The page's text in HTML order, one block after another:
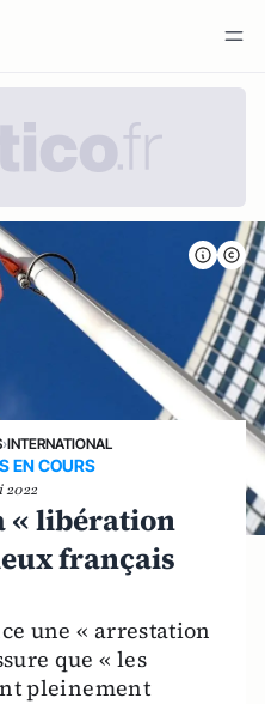
›INTERNATIONAL
EN COURS
2022
« libération
français
une « arrestation
que « les
pleinement